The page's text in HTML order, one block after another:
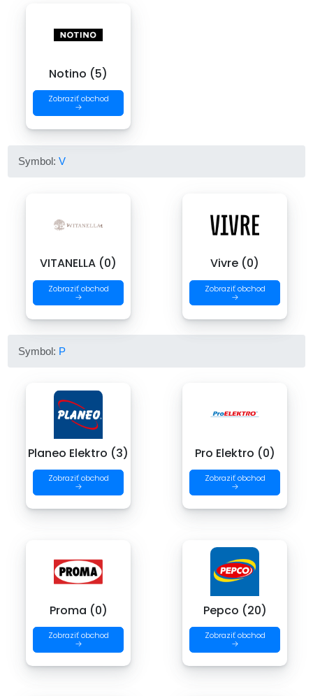
Notino (5)
Zobraziť obchod
→
Symbol:V
VITANELLA (0)
Zobraziť obchod
→
Vivre (0)
Zobraziť obchod
→
Symbol: P
Planeo Elektro (3)
Zobraziť obchod
→
Pro Elektro (0)
Zobraziť obchod
→
Proma (0)
Zobraziť obchod
→
Pepco (20)
Zobraziť obchod
→